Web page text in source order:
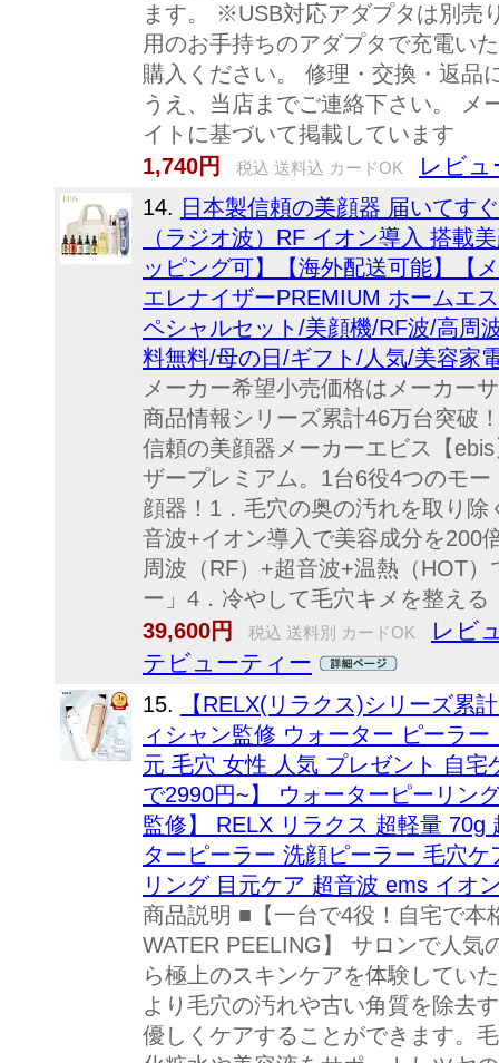
ます。 ※USB対応アダプタは別売
用のお手持ちのアダプタで充電い
購入ください。 修理・交換・返品
うえ、当店までご連絡下さい。 メ
イトに基づいて掲載しています
1,740円
税込 送料込 カードOK レビュ
14. 日本製信頼の美顔器 届いてす
（ラジオ波）RF イオン導入 搭載
ッピング可】【海外配送可能】【
エレナイザーPREMIUM ホームエ
ペシャルセット/美顔機/RF波/高周
料無料/母の日/ギフト/人気/美容家
メーカー希望小売価格はメーカー
商品情報シリーズ累計46万台突破
信頼の美顔器メーカーエビス【
ザープレミアム。1台6役4つのモ
顔器！1．毛穴の奥の汚れを取り
音波+イオン導入で美容成分を200
周波（RF）+超音波+温熱（HOT
ー」4．冷やして毛穴キメを整える
39,600円
税込 送料別 カードOK
レビ
テビューティー
15.
【RELX(リラクス)シリーズ累
ィシャン監修 ウォーター ピーラ
元 毛穴 女性 人気 プレゼント 自
で2990円~】 ウォーターピーリン
監修】 RELX リラクス 超軽量
ターピーラー 洗顔ピーラー 毛穴
リング 目元ケア 超音波 ems イオ
商品説明 ■【一台で4役！自宅で本
WATER PEELING】 サロンで人気
ら極上のスキンケアを体験してい
より毛穴の汚れや古い角質を除去
優しくケアすることができます。